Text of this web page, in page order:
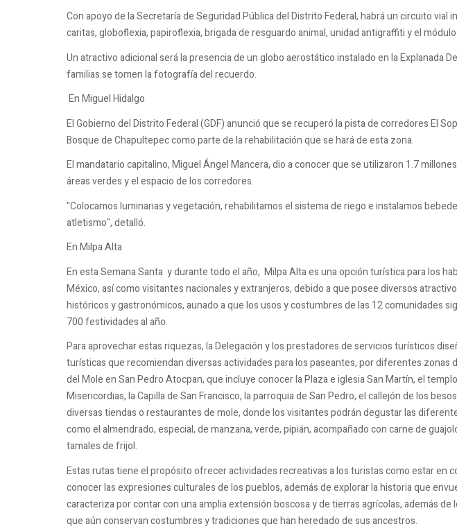
Con apoyo de la Secretaría de Seguridad Pública del Distrito Federal, habrá un circuito vial
caritas, globoflexia, papiroflexia, brigada de resguardo animal, unidad antigraffiti y el
Un atractivo adicional será la presencia de un globo aerostático instalado en la Explanada
familias se tomen la fotografía del recuerdo.
En Miguel Hidalgo
El Gobierno del Distrito Federal (GDF) anunció que se recuperó la pista de corredores El
Bosque de Chapultepec como parte de la rehabilitación que se hará de esta zona.
El mandatario capitalino, Miguel Ángel Mancera, dio a conocer que se utilizaron 1.7
áreas verdes y el espacio de los corredores.
"Colocamos luminarias y vegetación, rehabilitamos el sistema de riego e instalamos
atletismo", detalló.
En Milpa Alta
En esta Semana Santa y durante todo el año, Milpa Alta es una opción turística para los
México, así como visitantes nacionales y extranjeros, debido a que posee diversos
históricos y gastronómicos, aunado a que los usos y costumbres de las 12 comunidades
700 festividades al año.
Para aprovechar estas riquezas, la Delegación y los prestadores de servicios turísticos
turísticas que recomiendan diversas actividades para los paseantes, por diferentes zonas
del Mole en San Pedro Atocpan, que incluye conocer la Plaza e iglesia San Martín, el
Misericordias, la Capilla de San Francisco, la parroquia de San Pedro, el callejón de los
diversas tiendas o restaurantes de mole, donde los visitantes podrán degustar las
como el almendrado, especial, de manzana, verde, pipián, acompañado con carne de
tamales de frijol.
Estas rutas tiene el propósito ofrecer actividades recreativas a los turistas como estar en
conocer las expresiones culturales de los pueblos, además de explorar la historia que
caracteriza por contar con una amplia extensión boscosa y de tierras agrícolas, además de
que aún conservan costumbres y tradiciones que han heredado de sus ancestros.